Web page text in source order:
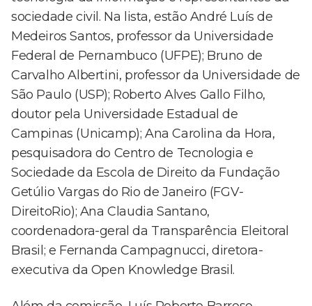
sociedade civil. Na lista, estão André Luís de
Medeiros Santos, professor da Universidade
Federal de Pernambuco (UFPE); Bruno de
Carvalho Albertini, professor da Universidade de
São Paulo (USP); Roberto Alves Gallo Filho,
doutor pela Universidade Estadual de
Campinas (Unicamp); Ana Carolina da Hora,
pesquisadora do Centro de Tecnologia e
Sociedade da Escola de Direito da Fundação
Getúlio Vargas do Rio de Janeiro (FGV-
DireitoRio); Ana Claudia Santano,
coordenadora-geral da Transparência Eleitoral
Brasil; e Fernanda Campagnucci, diretora-
executiva da Open Knowledge Brasil.